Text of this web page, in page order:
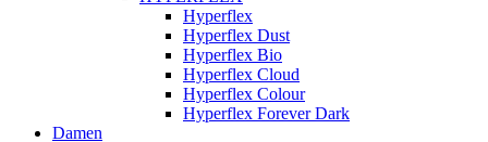
Hyperflex
Hyperflex Dust
Hyperflex Bio
Hyperflex Cloud
Hyperflex Colour
Hyperflex Forever Dark
Damen